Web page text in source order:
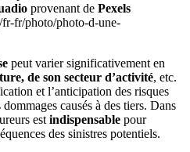
provenant de Pexels
fr/photo/photo-d-une-
peut varier significativement en
de son secteur d’activité, etc.
et l’anticipation des risques
causés à des tiers. Dans
est indispensable pour
des sinistres potentiels.